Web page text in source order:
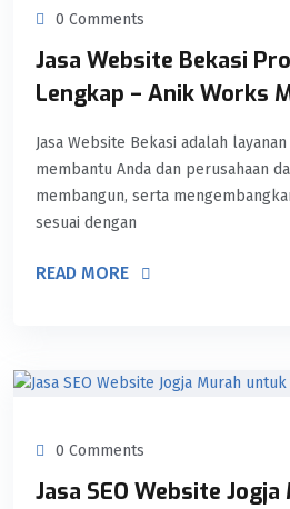
0 Comments
Jasa Website Bekasi
Lengkap – Anik Works
Jasa Website Bekasi adalah
membantu Anda dan perusahaan
membangun, serta
sesuai dengan
READ MORE
0 Comments
Jasa SEO Website